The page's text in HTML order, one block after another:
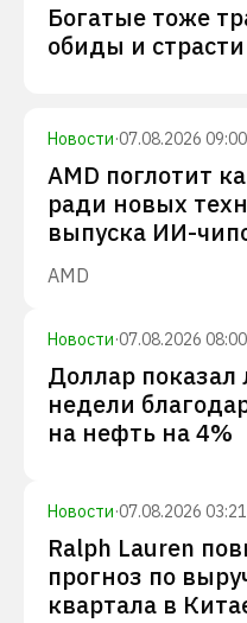
Богатые тоже
обиды и
Новости·07.08.2026 09:00
AMD поглотит
ради новых
выпуска ИИ-
AMD
Новости·07.08.2026 08:00
Доллар показал
недели
на нефть на 4%
Новости·07.08.2026 03:21
Ralph Lauren
прогноз по
квартала в